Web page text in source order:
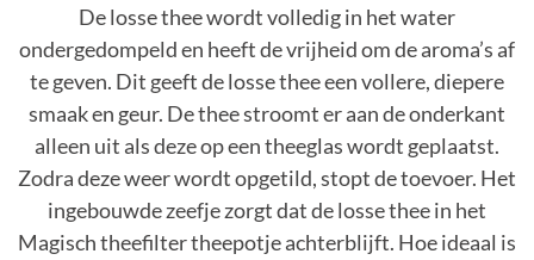
De losse thee wordt volledig in het water
ondergedompeld en heeft de vrijheid om de aroma’s af
te geven. Dit geeft de losse thee een vollere, diepere
smaak en geur. De thee stroomt er aan de onderkant
alleen uit als deze op een theeglas wordt geplaatst.
Zodra deze weer wordt opgetild, stopt de toevoer. Het
ingebouwde zeefje zorgt dat de losse thee in het
Magisch theefilter theepotje achterblijft. Hoe ideaal is